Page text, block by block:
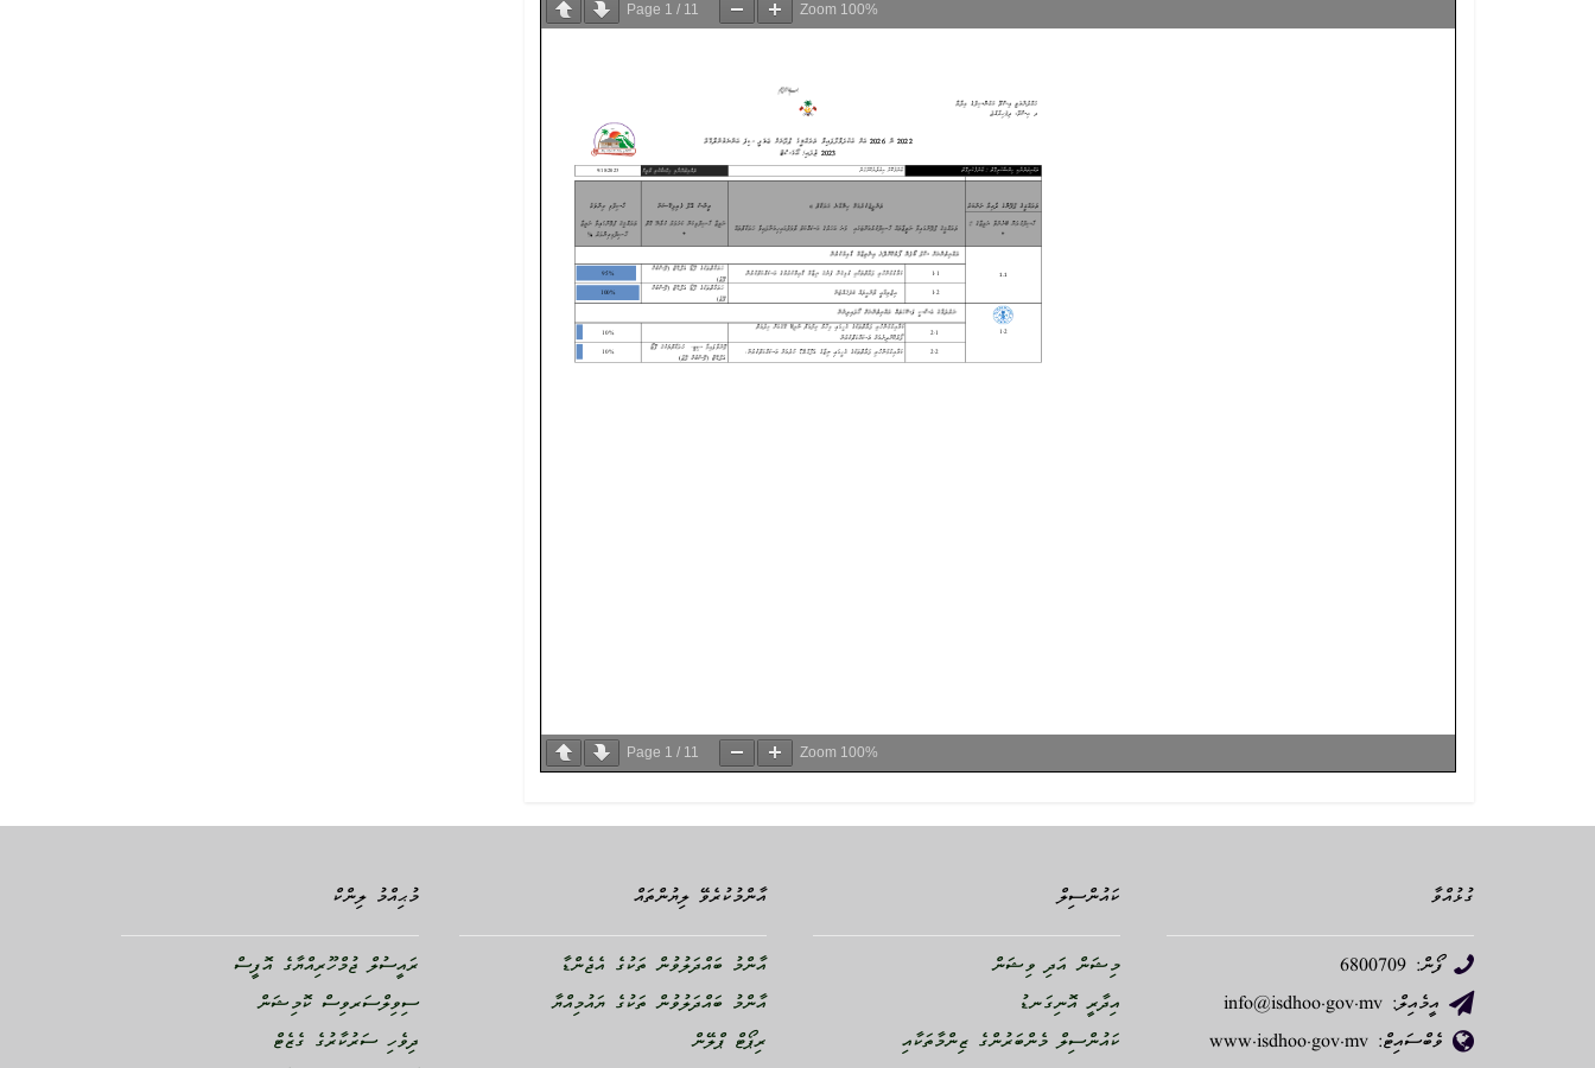
Page 1 / 11 Zoom 100%
Page 1 / 11 Zoom 100%
މުޙިއްމު ލިންކް
ރައީސުލް ޖުމްހޫރިއްޔާގެ އޮފީސް
ސިވިލްސަރވިސް ކޮމިޝަން
ދިވެހި ސަރުކާރުގެ ގެޒެޓް
އާންމުކުރެވޭ ލިޔުންތައް
އާންމު ބައްދަލުވުން ތަކުގެ އެޖެންޑާ
އާންމު ބައްދަލުވުން ތަކުގެ ޔައުމިއްޔާ
ރިޕޯޓް ޕްލޭން
ކައުންސިލް
މިޝަން އަދި ވިޝަން
އިދާރީ އޮނިގަނޑު
ކައުންސިލް މެންބަރުންގެ ޒިންމާތަކާއި
ގުޅުއްވާ
ފޯން: 6800709
އީމެއިލް: info@isdhoo.gov.mv
ވެބްސައިޓް: www.isdhoo.gov.mv